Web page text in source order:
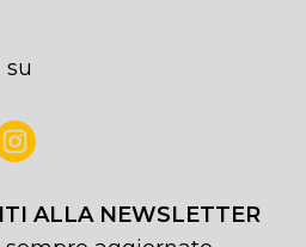
su
ALLA NEWSLETTER